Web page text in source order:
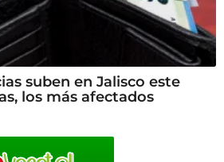
suben en Jalisco este
los más afectados